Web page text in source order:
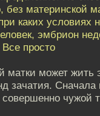
без материнской
каких условиях
эмбрион
просто
матки может жить
зачатия. Сначала
чужой